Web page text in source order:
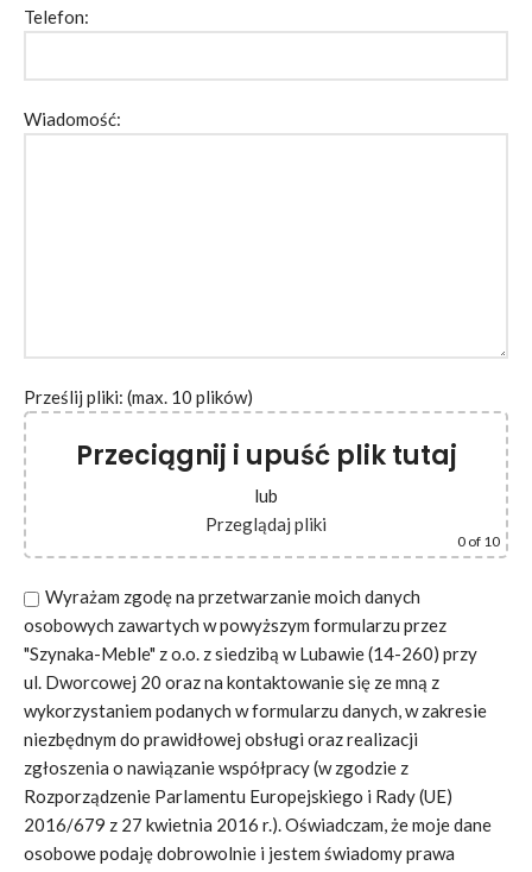
Telefon:
Wiadomość:
Prześlij pliki: (max. 10 plików)
Przeciągnij i upuść plik tutaj
lub
Przeglądaj pliki
0 of 10
Wyrażam zgodę na przetwarzanie moich danych
osobowych zawartych w powyższym formularzu przez
"Szynaka-Meble" z o.o. z siedzibą w Lubawie (14-260) przy
ul. Dworcowej 20 oraz na kontaktowanie się ze mną z
wykorzystaniem podanych w formularzu danych, w zakresie
niezbędnym do prawidłowej obsługi oraz realizacji
zgłoszenia o nawiązanie współpracy (w zgodzie z
Rozporządzenie Parlamentu Europejskiego i Rady (UE)
2016/679 z 27 kwietnia 2016 r.). Oświadczam, że moje dane
osobowe podaję dobrowolnie i jestem świadomy prawa